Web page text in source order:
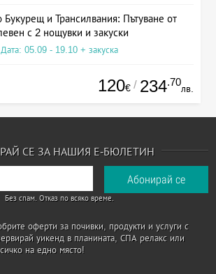
Букурещ и Трансилвания: Пътуване от
с 2 нощувки и закуски
Дата: 05.09 - 19.10 + закуска
120€ / 234.70
лв.
СЕ ЗА НАШИЯ Е-БЮЛЕТИН
Без спам. Отказ по всяко време.
оферти за почивки, продукти и услуги с
уикенд в планината, СПА релакс или
на едно място!